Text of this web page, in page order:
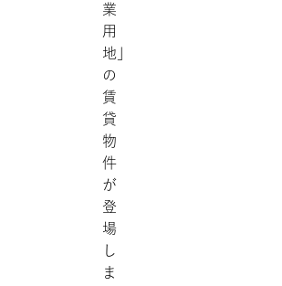
業
用
地」
の
賃
貸
物
件
が
登
場
し
ま